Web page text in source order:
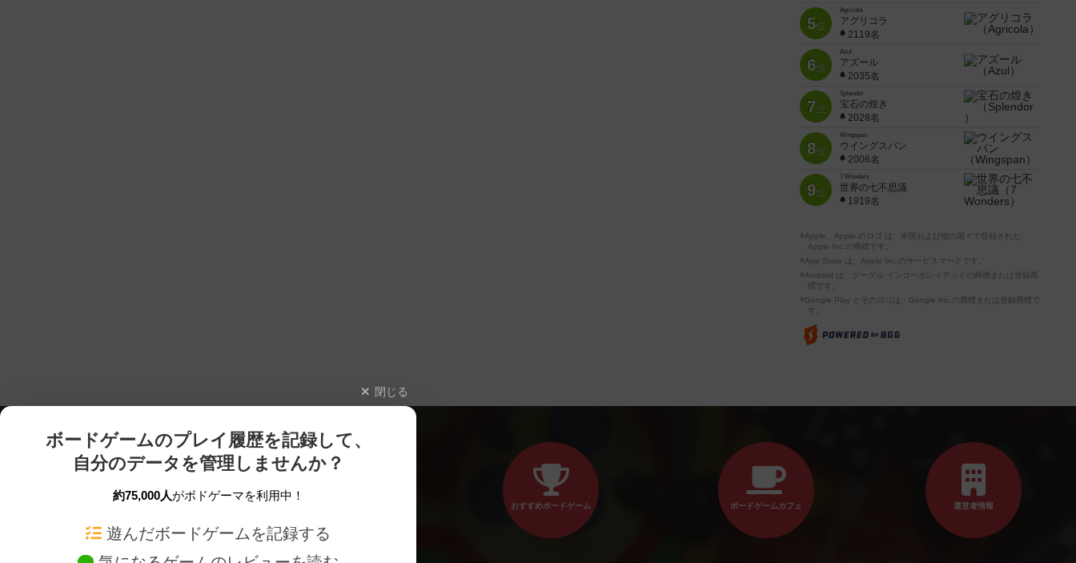
5位
Agricola
アグリコラ
2119名
6位
Azul
アズール
2035名
7位
Splendor
宝石の煌き
2028名
8位
Wingspan
ウイングスパン
2006名
9位
7 Wonders
世界の七不思議
1919名
※Apple、Apple のロゴ は、米国および他の国々で登録された
Apple Inc.の商標です。
※App Store は、Apple Inc.のサービスマークです。
※Android は、グーグル インコーポレイテッドの商標または登録商
標です。
※Google Play とそのロゴは、Google Inc.の商標または登録商標で
す。
閉じる
ボードゲームのプレイ履歴を記録して、
自分のデータを管理しませんか？
約75,000人がボドゲーマを利用中！
遊んだボードゲームを記録する
おすすめボードゲーム ボードゲームカフェ 運営者情報